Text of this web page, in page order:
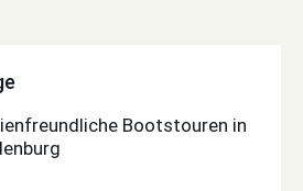
Bootstouren in